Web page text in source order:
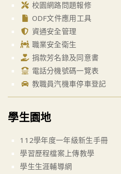
校園網路問題報修
ODF文件應用工具
資通安全管理
職業安全衛生
捐款芳名錄及同意書
電話分機號碼一覽表
教職員汽機車停車登記
學生園地
112學年度一年級新生手冊
學習歷程檔案上傳教學
學生生涯輔導網